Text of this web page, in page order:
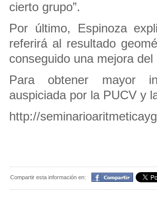
cierto grupo”.
Por último, Espinoza
referirá al resultado
conseguido una mejora del
Para obtener mayor
auspiciada por la PUCV y
http://
Compartir esta información en: Compartir